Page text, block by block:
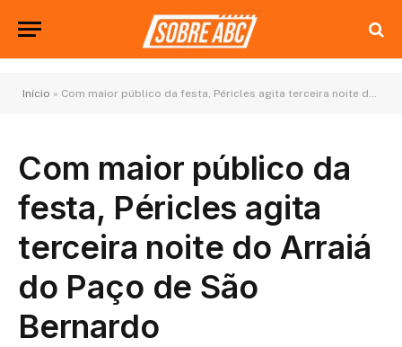
Início » Com maior público da festa, Péricles agita terceira noite do Arraiá do Paço de São Bernardo
Com maior público da
festa, Péricles agita
terceira noite do Arraiá
do Paço de São
Bernardo